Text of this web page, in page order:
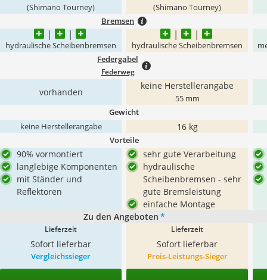
(Shimano Tourney)
(Shimano Tourney)
Bremsen
hydraulische Scheibenbremsen hydraulische Scheibenbremsen
Federgabel
Federweg
vorhanden
keine Herstellerangabe
55 mm
Gewicht
keine Herstellerangabe 16 kg
Vorteile
90% vormontiert
langlebige Komponenten
mit Ständer und
Reflektoren
sehr gute Verarbeitung
hydraulische
Scheibenbremsen - sehr
gute Bremsleistung
einfache Montage
Zu den Angeboten *
Lieferzeit
Sofort lieferbar
Lieferzeit
Sofort lieferbar
Vergleichssieger Preis-Leistungs-Sieger